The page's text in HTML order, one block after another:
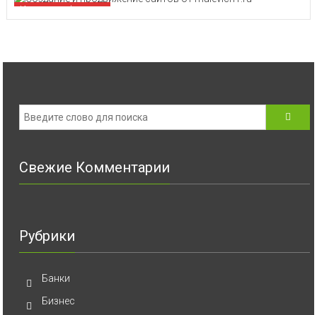
Интересные финансы
Свежие Комментарии
Рубрики
Банки
Бизнес